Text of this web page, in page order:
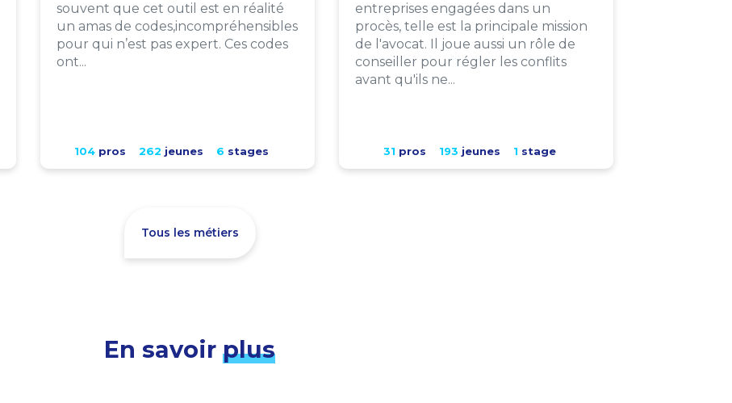
souvent que cet outil est en réalité
un amas de codes,incompréhensibles
pour qui n’est pas expert. Ces codes
ont...
104pros 262 jeunes 6 stages
entreprises engagées dans un
procès, telle est la principale mission
de l'avocat. Il joue aussi un rôle de
conseiller pour régler les conflits
avant qu'ils ne...
31 pros 193 jeunes 1 stage
Tous les métiers
En savoir plus